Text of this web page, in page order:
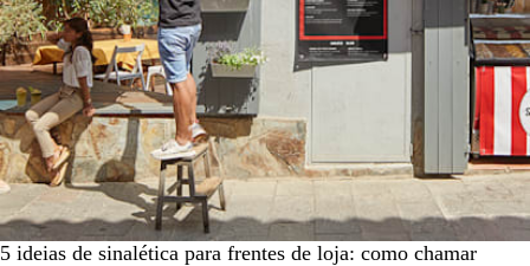
5 ideias de sinalética para frentes de loja: como chamar